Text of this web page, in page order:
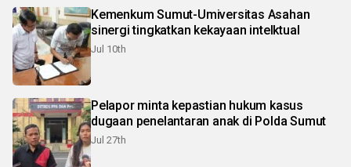
Kemenkum Sumut-Umiversitas Asahan
sinergi tingkatkan kekayaan intelktual
Jul 10th
Pelapor minta kepastian hukum kasus
dugaan penelantaran anak di Polda Sumut
Jul 27th